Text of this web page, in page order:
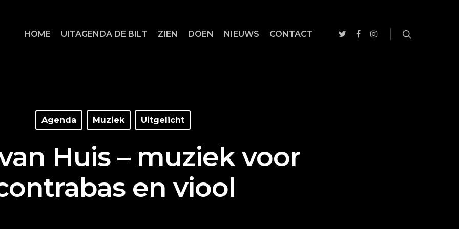
HOME UITAGENDA DE BILT ZIEN DOEN NIEUWS CONTACT
Agenda Muziek Uitgelicht
Huis – muziek voor
en viool